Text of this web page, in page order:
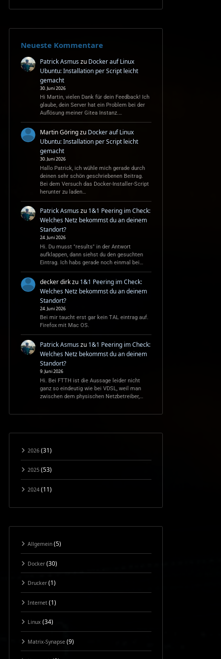
Neueste Kommentare
Patrick Asmuszu Docker auf Linux
Ubuntu: Installation per Script leicht
gemacht
30. Juni 2026
Hi Martin, vielen Dank für dein Feedback! Ich
glaube, dein Server hat ein Problem bei der
Auflösung meiner Gitea Instanz.…
Martin Göringzu Docker auf Linux
Ubuntu: Installation per Script leicht
gemacht
30. Juni 2026
Hallo Patrick, ich wühle mich gerade durch
deinen sehr schön geschriebenen Beitrag.
Bei dem Versuch das Docker-Installer-Script
herunter zu laden…
Patrick Asmuszu 1&1 Peering im Check:
Welches Netz bekommst du an deinem
Standort?
24. Juni 2026
Hi. Du musst "results" in der Antwort
aufklappen, dann siehst du den gesuchten
Eintrag. Ich habs gerade noch einmal bei…
decker dirkzu 1&1 Peering im Check:
Welches Netz bekommst du an deinem
Standort?
24. Juni 2026
Bei mir taucht erst gar kein TAL eintrag auf.
Firefox mit Mac OS.
Patrick Asmuszu 1&1 Peering im Check:
Welches Netz bekommst du an deinem
Standort?
9. Juni 2026
Hi. Bei FTTH ist die Aussage leider nicht
ganz so eindeutig wie bei VDSL, weil man
zwischen dem physischen Netzbetreiber,…
2026(31)
2025(53)
2024(11)
Allgemein(5)
Docker(30)
Drucker(1)
Internet(1)
Linux (34)
Matrix-Synapse(9)